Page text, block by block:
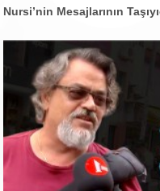
Nursi’nin Mesajlarının